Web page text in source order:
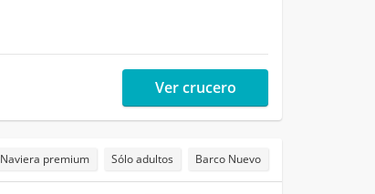
Ver crucero
Naviera premium Sólo adultos Barco Nuevo